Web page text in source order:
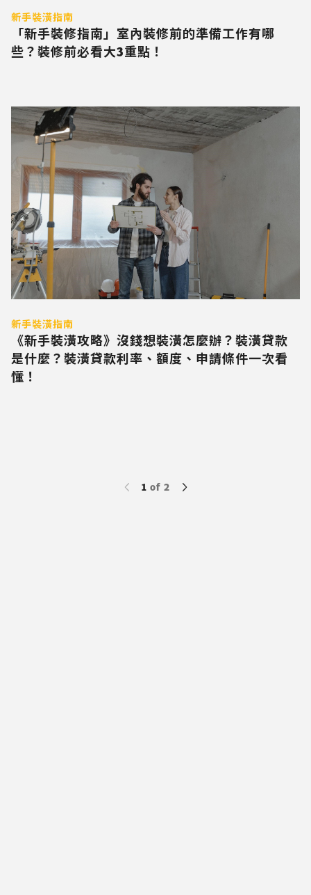
新手裝潢指南
「新手裝修指南」室內裝修前的準備工作有哪
些？裝修前必看大3重點！
新手裝潢指南
《新手裝潢攻略》沒錢想裝潢怎麼辦？裝潢貸款
是什麼？裝潢貸款利率、額度、申請條件一次看
懂！
1 of 2